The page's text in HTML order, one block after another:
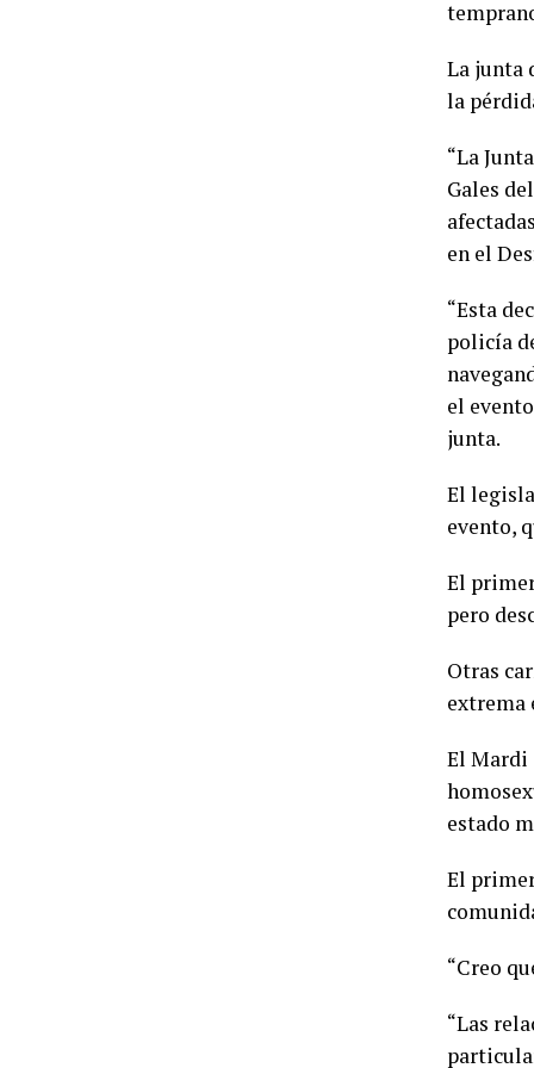
La junta
la
“La
Gales
en el
“Esta
policía
el
junta.
El
evento,
El
pero
Otras
extrema
El Mardi
estado
El
“Creo
“Las